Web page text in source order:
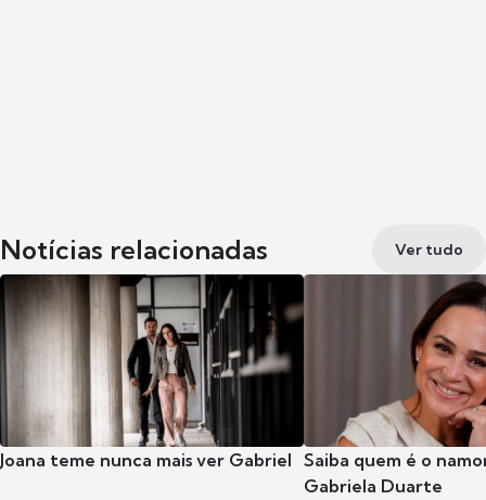
Notícias relacionadas Ver tudo
Joana teme nunca mais ver Gabriel Saiba quem é o
Gabriela Duarte